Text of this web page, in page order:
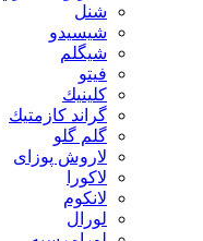
شنل
شيسيدو
شیگلم
فيتو
كلينيك
گراند كازمتيك
گلم گلو
لاروش پوزای
لاكورا
لانكوم
لورال